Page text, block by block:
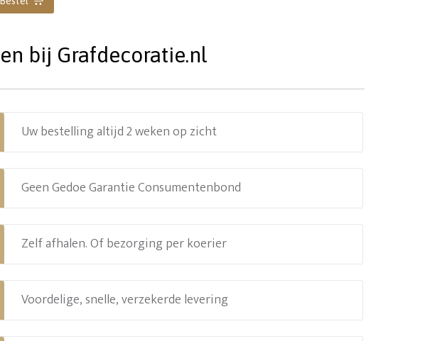
bij Grafdecoratie.nl
Uw bestelling altijd 2 weken op zicht
Geen Gedoe Garantie Consumentenbond
Zelf afhalen. Of bezorging per koerier
Voordelige, snelle, verzekerde levering